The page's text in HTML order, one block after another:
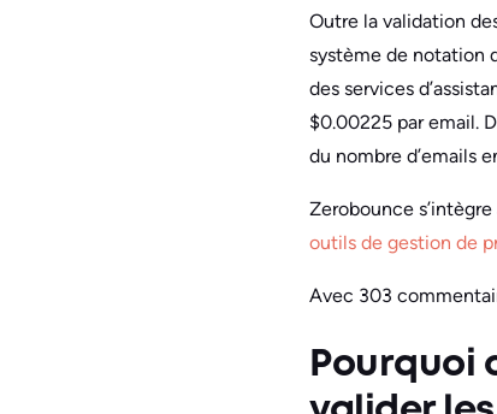
Outre la validation
système de notation
des services
$0.00225 par email.
du nombre d’emails
Zerobounce
outils de gestion de
Avec 303
Pourquoi